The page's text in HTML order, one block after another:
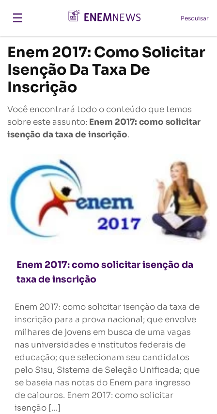
☰ Pesquisar
Enem 2017: Como Solicitar
Isenção Da Taxa De
Inscrição
Você encontrará todo o conteúdo que temos
sobre este assunto: Enem 2017: como solicitar
isenção da taxa de inscrição.
Enem 2017: como solicitar isenção da
taxa de inscrição
Enem 2017: como solicitar isenção da taxa de
inscrição para a prova nacional; que envolve
milhares de jovens em busca de uma vagas
nas universidades e institutos federais de
educação; que selecionam seu candidatos
pelo Sisu, Sistema de Seleção Unificada; que
se baseia nas notas do Enem para ingresso
de calouros. Enem 2017: como solicitar
isenção […]